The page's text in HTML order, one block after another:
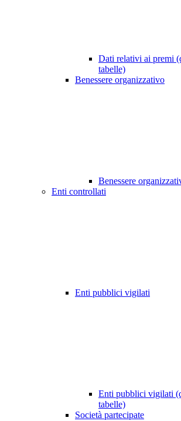
Dati relativi ai premi
tabelle)
Benessere organizzativo
Benessere
Enti controllati
Enti pubblici vigilati
Enti pubblici vigilati
tabelle)
Società partecipate